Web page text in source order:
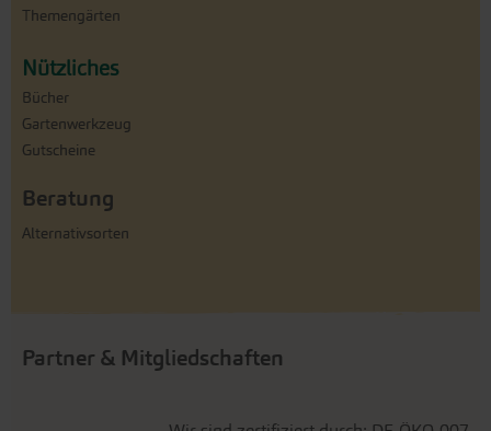
Themengärten
Nützliches
Bücher
Gartenwerkzeug
Gutscheine
Beratung
Alternativsorten
Partner & Mitgliedschaften